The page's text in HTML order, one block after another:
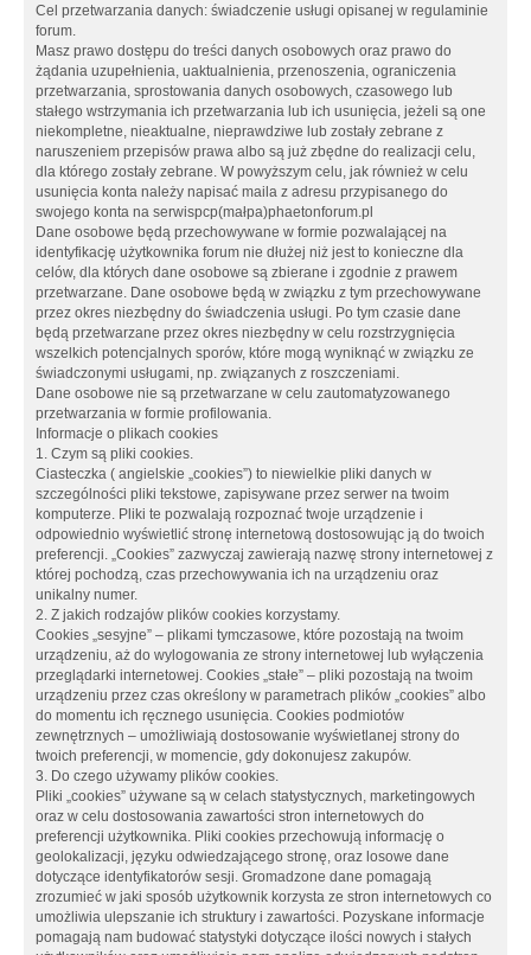
Cel przetwarzania danych: świadczenie usługi opisanej w regulaminie
forum.
Masz prawo dostępu do treści danych osobowych oraz prawo do
żądania uzupełnienia, uaktualnienia, przenoszenia, ograniczenia
przetwarzania, sprostowania danych osobowych, czasowego lub
stałego wstrzymania ich przetwarzania lub ich usunięcia, jeżeli są one
niekompletne, nieaktualne, nieprawdziwe lub zostały zebrane z
naruszeniem przepisów prawa albo są już zbędne do realizacji celu,
dla którego zostały zebrane. W powyższym celu, jak również w celu
usunięcia konta należy napisać maila z adresu przypisanego do
swojego konta na serwispcp(małpa)phaetonforum.pl
Dane osobowe będą przechowywane w formie pozwalającej na
identyfikację użytkownika forum nie dłużej niż jest to konieczne dla
celów, dla których dane osobowe są zbierane i zgodnie z prawem
przetwarzane. Dane osobowe będą w związku z tym przechowywane
przez okres niezbędny do świadczenia usługi. Po tym czasie dane
będą przetwarzane przez okres niezbędny w celu rozstrzygnięcia
wszelkich potencjalnych sporów, które mogą wyniknąć w związku ze
świadczonymi usługami, np. związanych z roszczeniami.
Dane osobowe nie są przetwarzane w celu zautomatyzowanego
przetwarzania w formie profilowania.
Informacje o plikach cookies
1. Czym są pliki cookies.
Ciasteczka ( angielskie „cookies”) to niewielkie pliki danych w
szczególności pliki tekstowe, zapisywane przez serwer na twoim
komputerze. Pliki te pozwalają rozpoznać twoje urządzenie i
odpowiednio wyświetlić stronę internetową dostosowując ją do twoich
preferencji. „Cookies” zazwyczaj zawierają nazwę strony internetowej z
której pochodzą, czas przechowywania ich na urządzeniu oraz
unikalny numer.
2. Z jakich rodzajów plików cookies korzystamy.
Cookies „sesyjne” – plikami tymczasowe, które pozostają na twoim
urządzeniu, aż do wylogowania ze strony internetowej lub wyłączenia
przeglądarki internetowej. Cookies „stałe” – pliki pozostają na twoim
urządzeniu przez czas określony w parametrach plików „cookies” albo
do momentu ich ręcznego usunięcia. Cookies podmiotów
zewnętrznych – umożliwiają dostosowanie wyświetlanej strony do
twoich preferencji, w momencie, gdy dokonujesz zakupów.
3. Do czego używamy plików cookies.
Pliki „cookies” używane są w celach statystycznych, marketingowych
oraz w celu dostosowania zawartości stron internetowych do
preferencji użytkownika. Pliki cookies przechowują informację o
geolokalizacji, języku odwiedzającego stronę, oraz losowe dane
dotyczące identyfikatorów sesji. Gromadzone dane pomagają
zrozumieć w jaki sposób użytkownik korzysta ze stron internetowych co
umożliwia ulepszanie ich struktury i zawartości. Pozyskane informacje
pomagają nam budować statystyki dotyczące ilości nowych i stałych